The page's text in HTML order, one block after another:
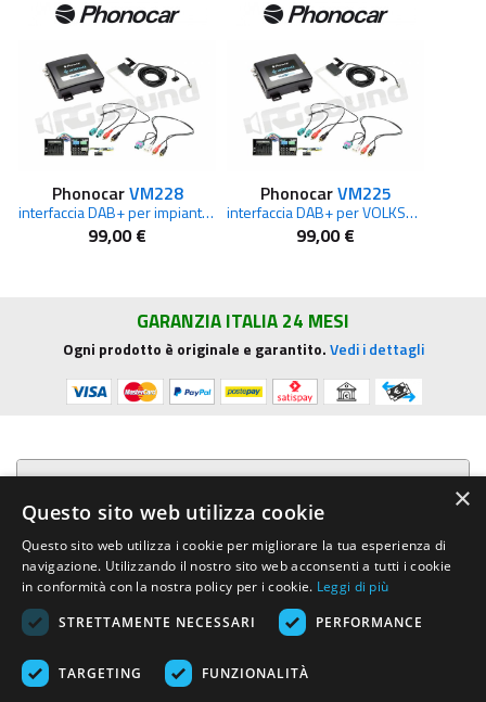
PhonocarVM228
interfaccia DAB+ per impianti di serie AUDI
99,00 €
PhonocarVM225
interfaccia DAB+ per VOLKSWAGEN,SKODA, SEAT
99,00 €
GARANZIA ITALIA 24 MESI
Ogni prodotto è originale e garantito.Vedi i dettagli
Presentazione aziendale
Acquista su R.G. Sound
Trasparenza e sicurezza
Area Clienti
×
Questo sito web utilizza cookie
Questo sito web utilizza i cookie per migliorare la tua esperienza di
navigazione. Utilizzando il nostro sito web acconsenti a tutti i cookie
in conformità con la nostra policy per i cookie. Leggi di più
STRETTAMENTE NECESSARI
PERFORMANCE
TARGETING FUNZIONALITÀ